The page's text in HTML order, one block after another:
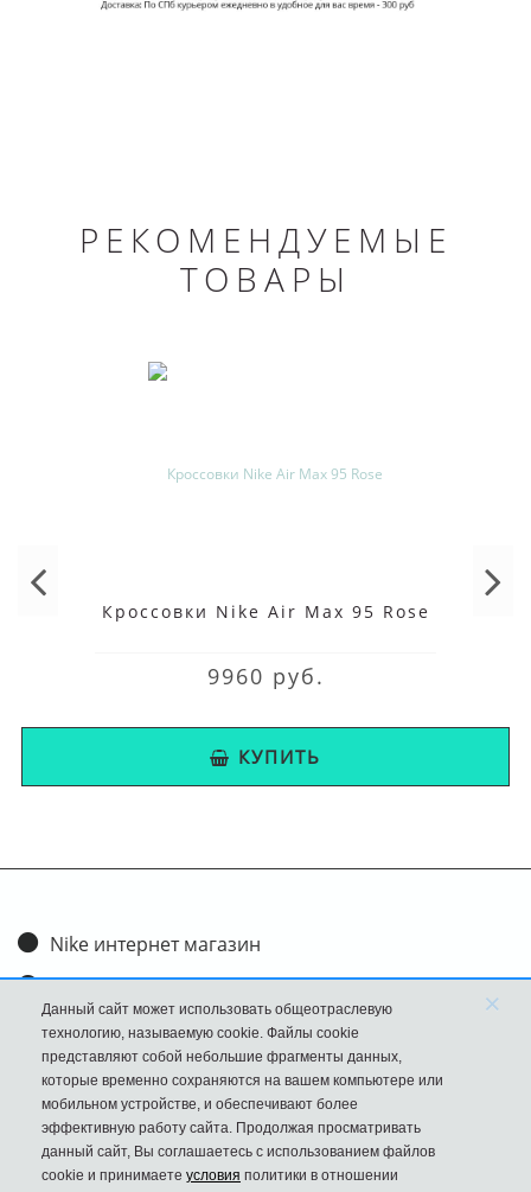
РЕКОМЕНДУЕМЫЕ
ТОВАРЫ
Кроссовки Nike Air Max 95 Rose
9960 руб.
КУПИТЬ
Nike интернет магазин
Доставка и оплата
Обмен и возврат
Размеры
FAQ
Новости
Данный сайт может использовать общеотраслевую
технологию, называемую cookie. Файлы cookie
представляют собой небольшие фрагменты данных,
которые временно сохраняются на вашем компьютере или
мобильном устройстве, и обеспечивают более
эффективную работу сайта. Продолжая просматривать
данный сайт, Вы соглашаетесь с использованием файлов
cookie и принимаете условия политики в отношении
×